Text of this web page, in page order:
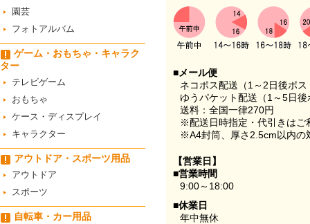
園芸
フォトアルバム
ゲーム・おもちゃ・キャラク
ター
テレビゲーム
おもちゃ
ケース・ディスプレイ
キャラクター
アウトドア・スポーツ用品
アウトドア
スポーツ
自転車・カー用品
■メール便
ネコポス配送（1～2日後ポ
ゆうパケット配送（1～5日
送料：全国一律270円
※配送日時指定・代引きはご
※A4封筒、厚さ2.5cm以内の
【営業日】
■営業時間
9:00～18:00
■休業日
年中無休